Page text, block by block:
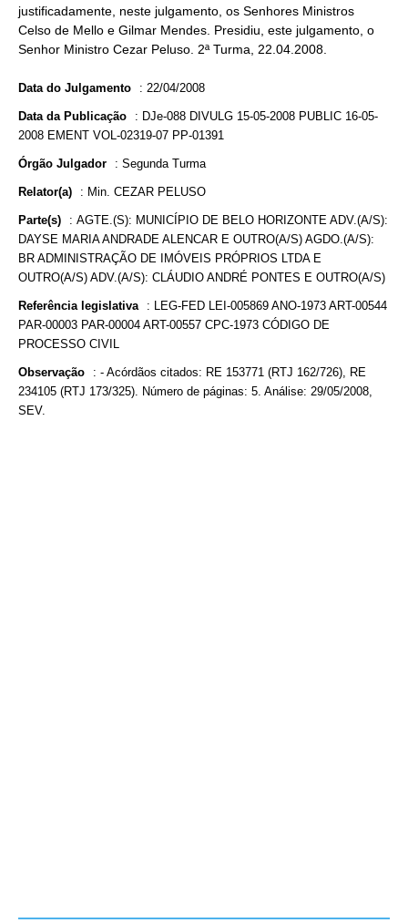
justificadamente, neste julgamento, os Senhores Ministros
Celso de Mello e Gilmar Mendes. Presidiu, este julgamento, o
Senhor Ministro Cezar Peluso. 2ª Turma, 22.04.2008.
Data do Julgamento : 22/04/2008
Data da Publicação : DJe-088 DIVULG 15-05-2008 PUBLIC 16-05-
2008 EMENT VOL-02319-07 PP-01391
Órgão Julgador : Segunda Turma
Relator(a) : Min. CEZAR PELUSO
Parte(s) : AGTE.(S): MUNICÍPIO DE BELO HORIZONTE ADV.(A/S):
DAYSE MARIA ANDRADE ALENCAR E OUTRO(A/S) AGDO.(A/S):
BR ADMINISTRAÇÃO DE IMÓVEIS PRÓPRIOS LTDA E
OUTRO(A/S) ADV.(A/S): CLÁUDIO ANDRÉ PONTES E OUTRO(A/S)
Referência legislativa : LEG-FED LEI-005869 ANO-1973 ART-00544
PAR-00003 PAR-00004 ART-00557 CPC-1973 CÓDIGO DE
PROCESSO CIVIL
Observação : - Acórdãos citados: RE 153771 (RTJ 162/726), RE
234105 (RTJ 173/325). Número de páginas: 5. Análise: 29/05/2008,
SEV.